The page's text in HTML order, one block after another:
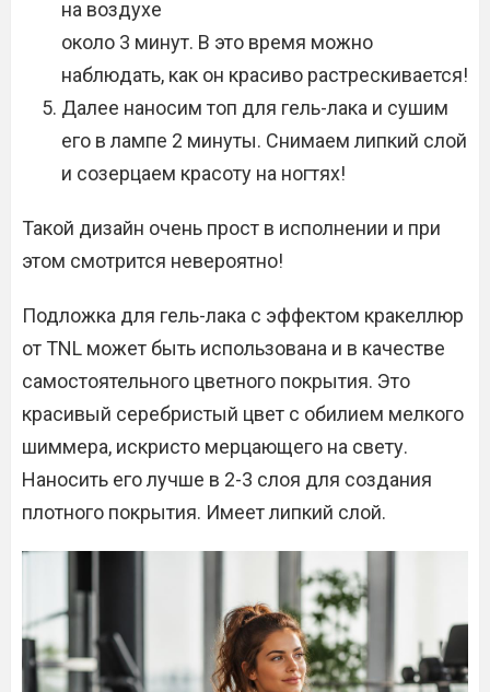
на воздухе
около 3 минут. В это время можно
наблюдать, как он красиво растрескивается!
Далее наносим топ для гель-лака и сушим
его в лампе 2 минуты. Снимаем липкий слой
и созерцаем красоту на ногтях!
Такой дизайн очень прост в исполнении и при
этом смотрится невероятно!
Подложка для гель-лака с эффектом кракеллюр
от TNL может быть использована и в качестве
самостоятельного цветного покрытия. Это
красивый серебристый цвет с обилием мелкого
шиммера, искристо мерцающего на свету.
Наносить его лучше в 2-3 слоя для создания
плотного покрытия. Имеет липкий слой.